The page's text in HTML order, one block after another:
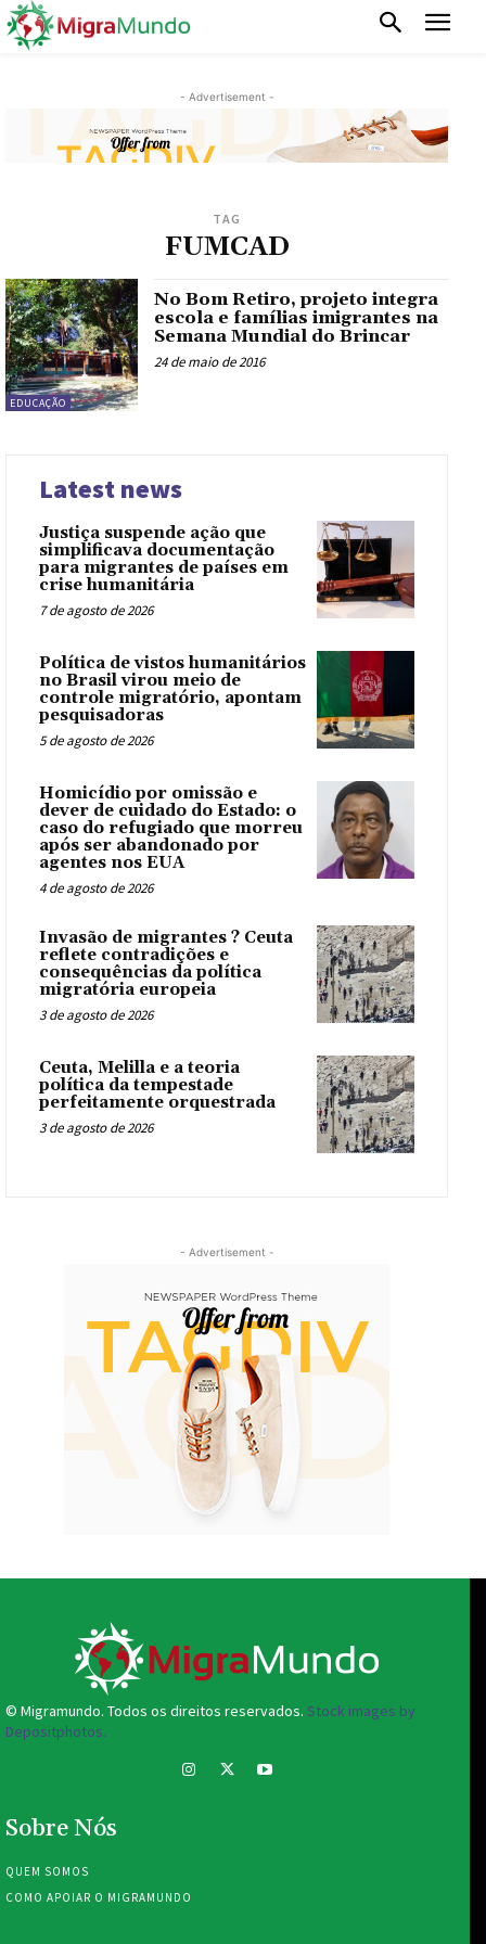
- Advertisement -
TAG
FUMCAD
EDUCAÇÃO
No Bom Retiro, projeto integra
escola e famílias imigrantes na
Semana Mundial do Brincar
24 de maio de 2016
Latest news
Justiça suspende ação que
simplificava documentação
para migrantes de países em
crise humanitária
7 de agosto de 2026
Política de vistos humanitários
no Brasil virou meio de
controle migratório, apontam
pesquisadoras
5 de agosto de 2026
Homicídio por omissão e
dever de cuidado do Estado: o
caso do refugiado que morreu
após ser abandonado por
agentes nos EUA
4 de agosto de 2026
Invasão de migrantes ? Ceuta
reflete contradições e
consequências da política
migratória europeia
3 de agosto de 2026
Ceuta, Melilla e a teoria
política da tempestade
perfeitamente orquestrada
3 de agosto de 2026
- Advertisement -
© Migramundo. Todos os direitos reservados. Stock images by
Depositphotos.
Sobre Nós
QUEM SOMOS
COMO APOIAR O MIGRAMUNDO